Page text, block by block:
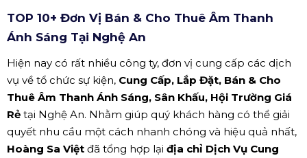
TOP 10+ Đơn Vị Bán & Cho Thuê Âm Thanh
Ánh Sáng Tại Nghệ An
Hiện nay có rất nhiều công ty, đơn vị cung cấp các dịch
vụ về tổ chức sự kiện, Cung Cấp, Lắp Đặt, Bán & Cho
Thuê Âm Thanh Ánh Sáng, Sân Khấu, Hội Trường Giá
Rẻ tại Nghệ An. Nhằm giúp quý khách hàng có thể giải
quyết nhu cầu một cách nhanh chóng và hiệu quả nhất,
Hoàng Sa Việt đã tổng hợp lại địa chỉ Dịch Vụ Cung